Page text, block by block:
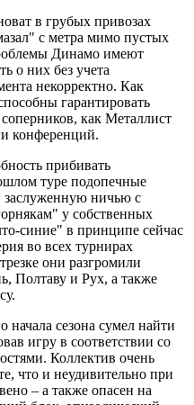
в грубых привозах
с метра мимо пустых
Динамо имеют
о них без учета
некорректно. Как
гарантировать
как Металлист
конференций.
прибивать
туре подопечные
заслуженную ничью с
у собственных
синие" в принципе сейчас
во всех турнирах
они разгромили
Полтаву и Рух, а также
начала сезона сумел найти
игру в соответствии со
Коллектив очень
что и неудивительно при
– а также опасен на